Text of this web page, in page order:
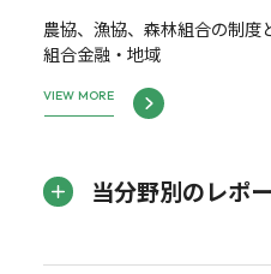
農協、漁協、森林組合の制度
組合金融・地域
VIEW MORE
当分野別のレポ